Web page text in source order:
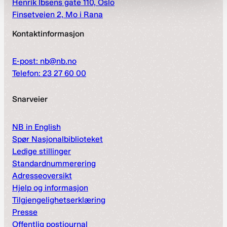
Henrik Ibsens gate 110, Oslo
Finsetveien 2, Mo i Rana
Kontaktinformasjon
E-post: nb@nb.no
Telefon: 23 27 60 00
Snarveier
NB in English
Spør Nasjonalbiblioteket
Ledige stillinger
Standardnummerering
Adresseoversikt
Hjelp og informasjon
Tilgjengelighetserklæring
Presse
Offentlig postjournal